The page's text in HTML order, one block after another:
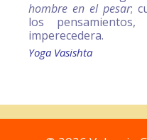
hombre en el pesar;
los
imperecedera.
Yoga Vasishta